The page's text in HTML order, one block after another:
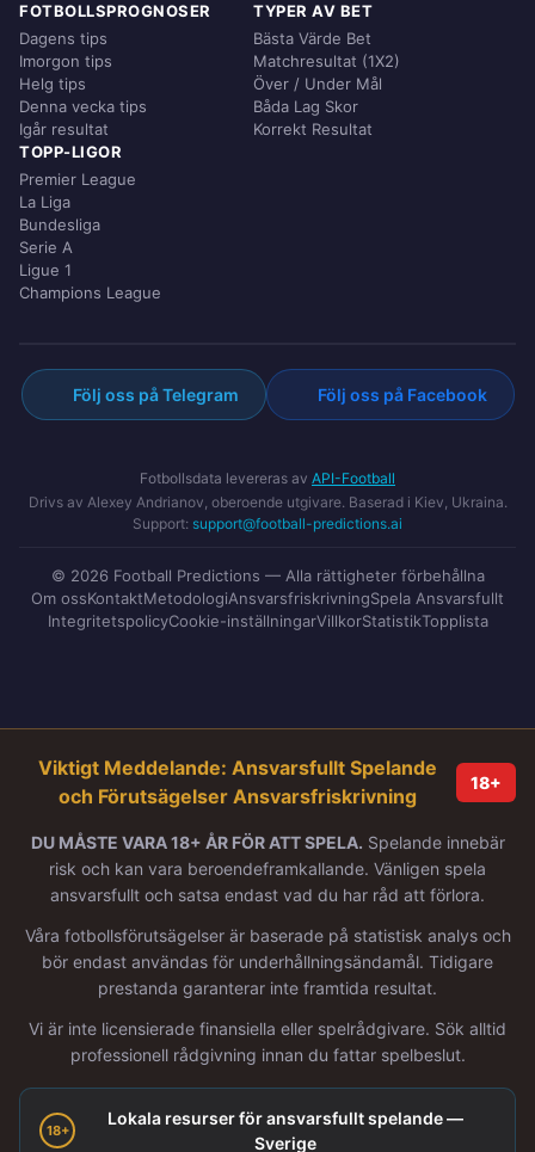
FOTBOLLSPROGNOSER
Dagens tips
Imorgon tips
Helg tips
Denna vecka tips
Igår resultat
TYPER AV BET
Bästa Värde Bet
Matchresultat (1X2)
Över / Under Mål
Båda Lag Skor
Korrekt Resultat
TOPP-LIGOR
Premier League
La Liga
Bundesliga
Serie A
Ligue 1
Champions League
Följ oss på Telegram Följ oss på Facebook
Fotbollsdata levereras av API-Football
Drivs av Alexey Andrianov, oberoende utgivare. Baserad i Kiev, Ukraina.
Support: support@football-predictions.ai
© 2026 Football Predictions — Alla rättigheter förbehållna
Om ossKontaktMetodologiAnsvarsfriskrivningSpela Ansvarsfullt
IntegritetspolicyCookie-inställningarVillkorStatistikTopplista
Viktigt Meddelande: Ansvarsfullt Spelande
och Förutsägelser Ansvarsfriskrivning
18+
DU MÅSTE VARA 18+ ÅR FÖR ATT SPELA. Spelande innebär
risk och kan vara beroendeframkallande. Vänligen spela
ansvarsfullt och satsa endast vad du har råd att förlora.
Våra fotbollsförutsägelser är baserade på statistisk analys och
bör endast användas för underhållningsändamål. Tidigare
prestanda garanterar inte framtida resultat.
Vi är inte licensierade finansiella eller spelrådgivare. Sök alltid
professionell rådgivning innan du fattar spelbeslut.
18+
Lokala resurser för ansvarsfullt spelande —
Sverige